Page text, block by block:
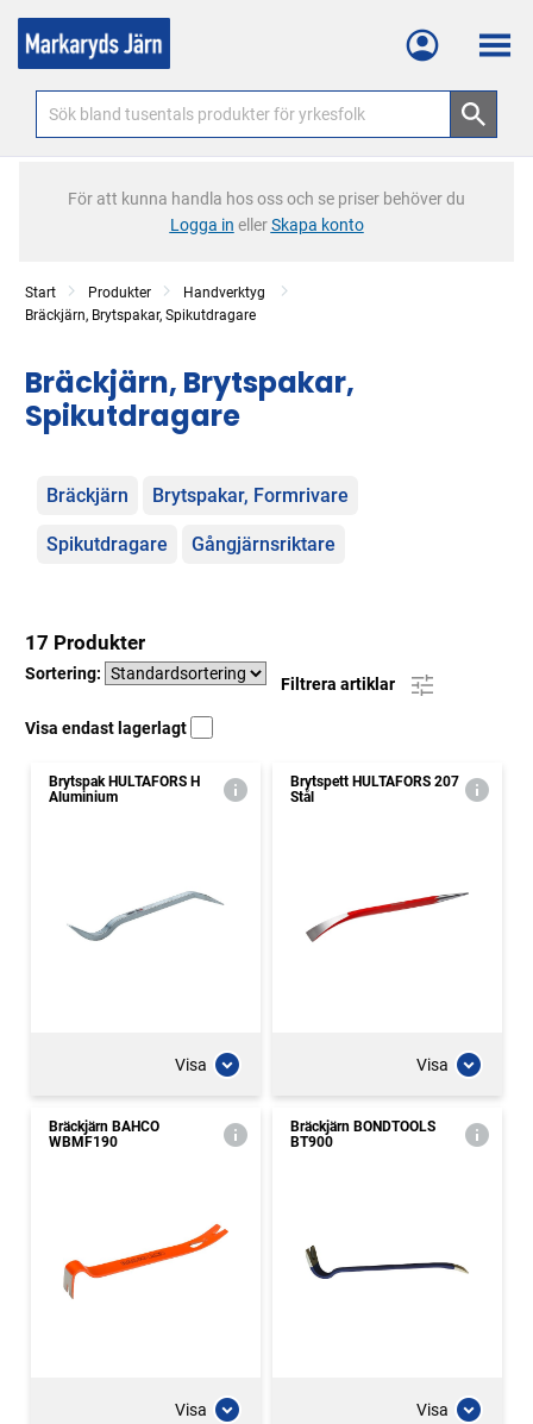
Meny
För att kunna handla hos oss och se priser behöver du
Logga in ellerSkapa konto
Start Produkter
Handverktyg
Bräckjärn, Brytspakar, Spikutdragare
Bräckjärn, Brytspakar,
Spikutdragare
Kategorier
Bräckjärn Brytspakar, Formrivare
Spikutdragare Gångjärnsriktare
17 Produkter
Sortering:
Filtrera artiklar
Visa endast lagerlagt
Brytspak HULTAFORS H
Aluminium
Visa
Brytspett HULTAFORS 207
Stål
Visa
Bräckjärn BAHCO
WBMF190
Visa
Bräckjärn BONDTOOLS
BT900
Visa